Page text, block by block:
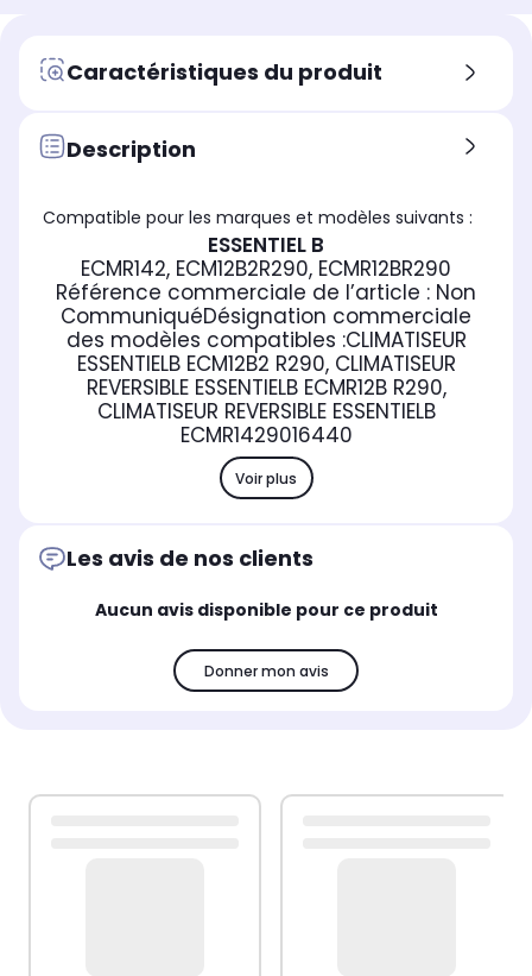
Caractéristiques du produit
Description
Compatible pour les marques et modèles suivants :
ESSENTIEL B
ECMR142, ECM12B2R290, ECMR12BR290
Référence commerciale de l’article : Non
CommuniquéDésignation commerciale
des modèles compatibles :CLIMATISEUR
ESSENTIELB ECM12B2 R290, CLIMATISEUR
REVERSIBLE ESSENTIELB ECMR12B R290,
CLIMATISEUR REVERSIBLE ESSENTIELB
ECMR1429016440
Voir plus
Les avis de nos clients
Aucun avis disponible pour ce produit
Donner mon avis